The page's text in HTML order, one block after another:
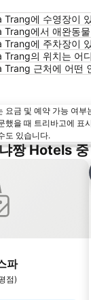
에 수영장이
에서 애완동
에 주차장이
의 위치는 어
근처에 어떤
요금 및 예약 가능 여부
했을 때 트리바고에 표
도 있습니다.
짱 Hotels
파
점)